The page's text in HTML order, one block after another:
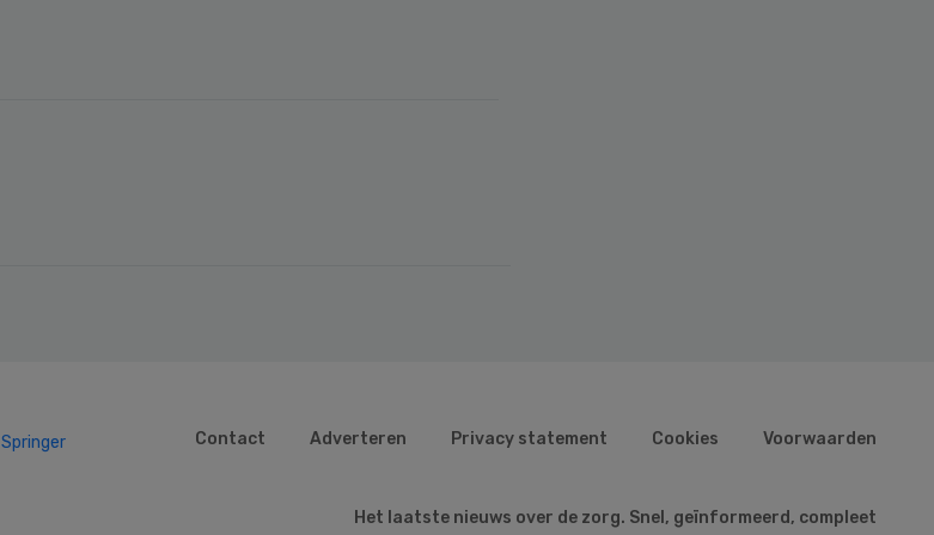
Springer
Contact Adverteren Privacy statement Cookies Voorwaarden
Het laatste nieuws over de zorg. Snel, geïnformeerd, compleet